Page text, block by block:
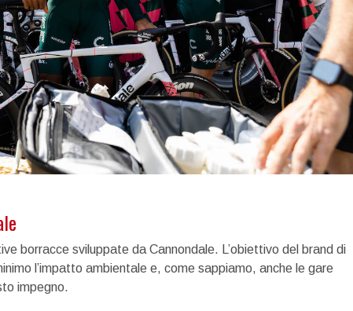
borracce sviluppate da Cannondale. L’obiettivo del brand di
l’impatto ambientale e, come sappiamo, anche le gare
impegno.